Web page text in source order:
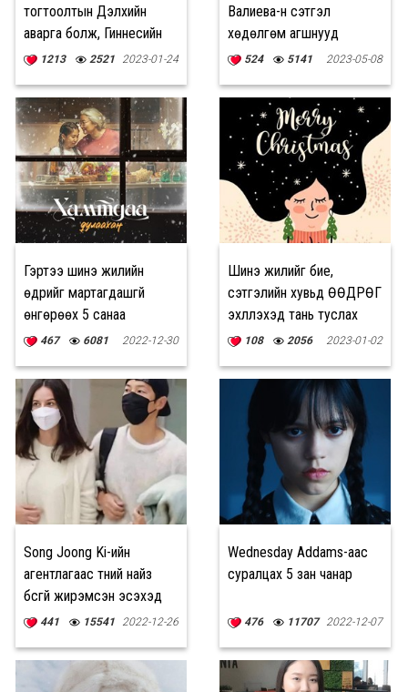
тогтоолтын Дэлхийн
аварга болж, Гиннесийн
номд бичигдлээ
1213 2521 2023-01-24
Валиева-н сэтгэл
хөдөлгөм агшнууд
524 5141 2023-05-08
Гэртээ шинэ жилийн
өдрийг мартагдашгүй
өнгөрөөх 5 санаа
467 6081 2022-12-30
Шинэ жилийг бие,
сэтгэлийн хувьд ӨӨДРӨГ
эхлүүлэхэд тань туслах
ЗӨВЛӨМЖҮҮД
108 2056 2023-01-02
Song Joong Ki-ийн
агентлагаас түүний найз
бүсгүй жирэмсэн эсэхэд
тайлбар өгөх боломжгүй
441 15541 2022-12-26
Wednesday Addams-аас
суралцах 5 зан чанар
476 11707 2022-12-07